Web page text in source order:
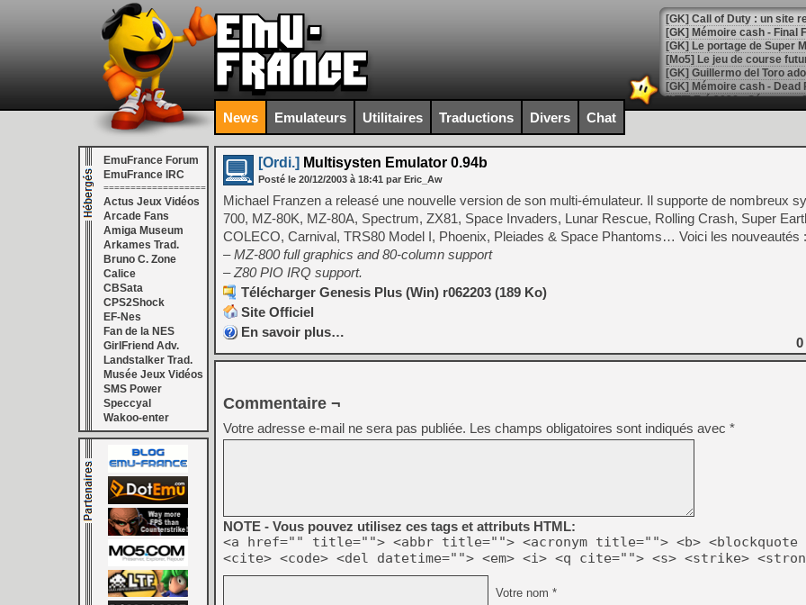
[GK] Le portage de Super
[Mo5] Le jeu de course
[GK] Guillermo del Toro
[LTF] Eté 2026 - Séquence
[GK] Mistfall Hunter :
[GK] Wo Long 2 évolue
[GK] Crossfire : un TPS à
[LS] [PS5] Premiers
[Mo5] DOOM arrive en
[GK] Bethesda fête les 30
[GK] Roblox : l'action en
[GK] Agenda - GeForce
[GK] Devolver Digital en a
[LS] [PS5] ps5-y2jb-
[GK] Pourquoi Marvel
[GK] Test : Restory : Chill
[GK] GTA 6 : Rockstar
[GK] Hot Wheels Infinite
[GK] Mémoire cash -
[GK] Résultats Nintendo :
[GK] Déjà des
[Mo5] Brickboy cherche à
[GK] Minecraft et ses «
[GK] Beast of
[GK] Ubisoft : fin de partie
[GK] Mémoire cash -
News Emulateurs Utilitaires Traductions Divers Chat
EmuFrance Forum
EmuFrance IRC
===================
Actus Jeux Vidéos
Arcade Fans
Amiga Museum
Arkames Trad.
Bruno C. Zone
Calice
CBSata
CPS2Shock
EF-Nes
Fan de la NES
GirlFriend Adv.
Landstalker Trad.
Musée Jeux Vidéos
SMS Power
Speccyal
Wakoo-enter
[Ordi.] Multisysten Emulator 0.94b
Posté le 20/12/2003 à 18:41 par Eric_Aw
Michael Franzen a releasé une nouvelle version de son multi-émulateur. Il supporte de nombreux
700, MZ-80K, MZ-80A, Spectrum, ZX81, Space Invaders, Lunar Rescue, Rolling Crash, Super
COLECO, Carnival, TRS80 Model I, Phoenix, Pleiades & Space Phantoms… Voici les nouveautés :
– MZ-800 full graphics and 80-column support
– Z80 PIO IRQ support.
Télécharger Genesis Plus (Win) r062203 (189 Ko)
Site Officiel
En savoir plus…
0
Commentaire ¬
Votre adresse e-mail ne sera pas publiée. Les champs obligatoires sont indiqués avec *
NOTE - Vous pouvez utilisez ces tags et attributs HTML:
<a href="" title=""> <abbr title=""> <acronym title=""> <b> <blockquote
<cite> <code> <del datetime=""> <em> <i> <q cite=""> <s> <strike>
Votre nom *